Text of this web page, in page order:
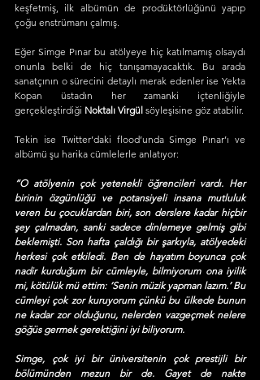
keşfetmiş, ilk albümün de prodüktörlüğünü yapıp
çoğu enstrümanı çalmış.
Eğer Simge Pınar bu atölyeye hiç katılmamış olsaydı
onunla belki de hiç tanışamayacaktık. Bu arada
sanatçının o sürecini detaylı merak edenler ise Yekta
Kopan üstadın her zamanki içtenliğiyle
gerçekleştirdiği Noktalı Virgül söyleşisine göz atabilir.
Tekin ise Twitter’daki flood’unda Simge Pınar’ı ve
albümü şu harika cümlelerle anlatıyor:
“O atölyenin çok yetenekli öğrencileri vardı. Her
birinin özgünlüğü ve potansiyeli insana mutluluk
veren bu çocuklardan biri, son derslere kadar hiçbir
şey çalmadan, sanki sadece dinlemeye gelmiş gibi
beklemişti. Son hafta çaldığı bir şarkıyla, atölyedeki
herkesi çok etkiledi. Ben de hayatım boyunca çok
nadir kurduğum bir cümleyle, bilmiyorum ona iyilik
mi, kötülük mü ettim: ‘Senin müzik yapman lazım.’ Bu
cümleyi çok zor kuruyorum çünkü bu ülkede bunun
ne kadar zor olduğunu, nelerden vazgeçmek nelere
göğüs germek gerektiğini iyi biliyorum.
Simge, çok iyi bir üniversitenin çok prestijli bir
bölümünden mezun bir de. Gayet de nakte